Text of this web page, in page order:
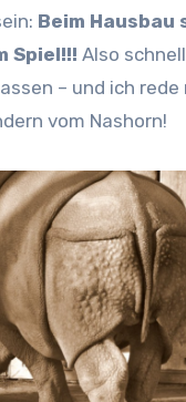
Beim Hausbau
Spiel!!! Also
– und ich
vom Nashorn!